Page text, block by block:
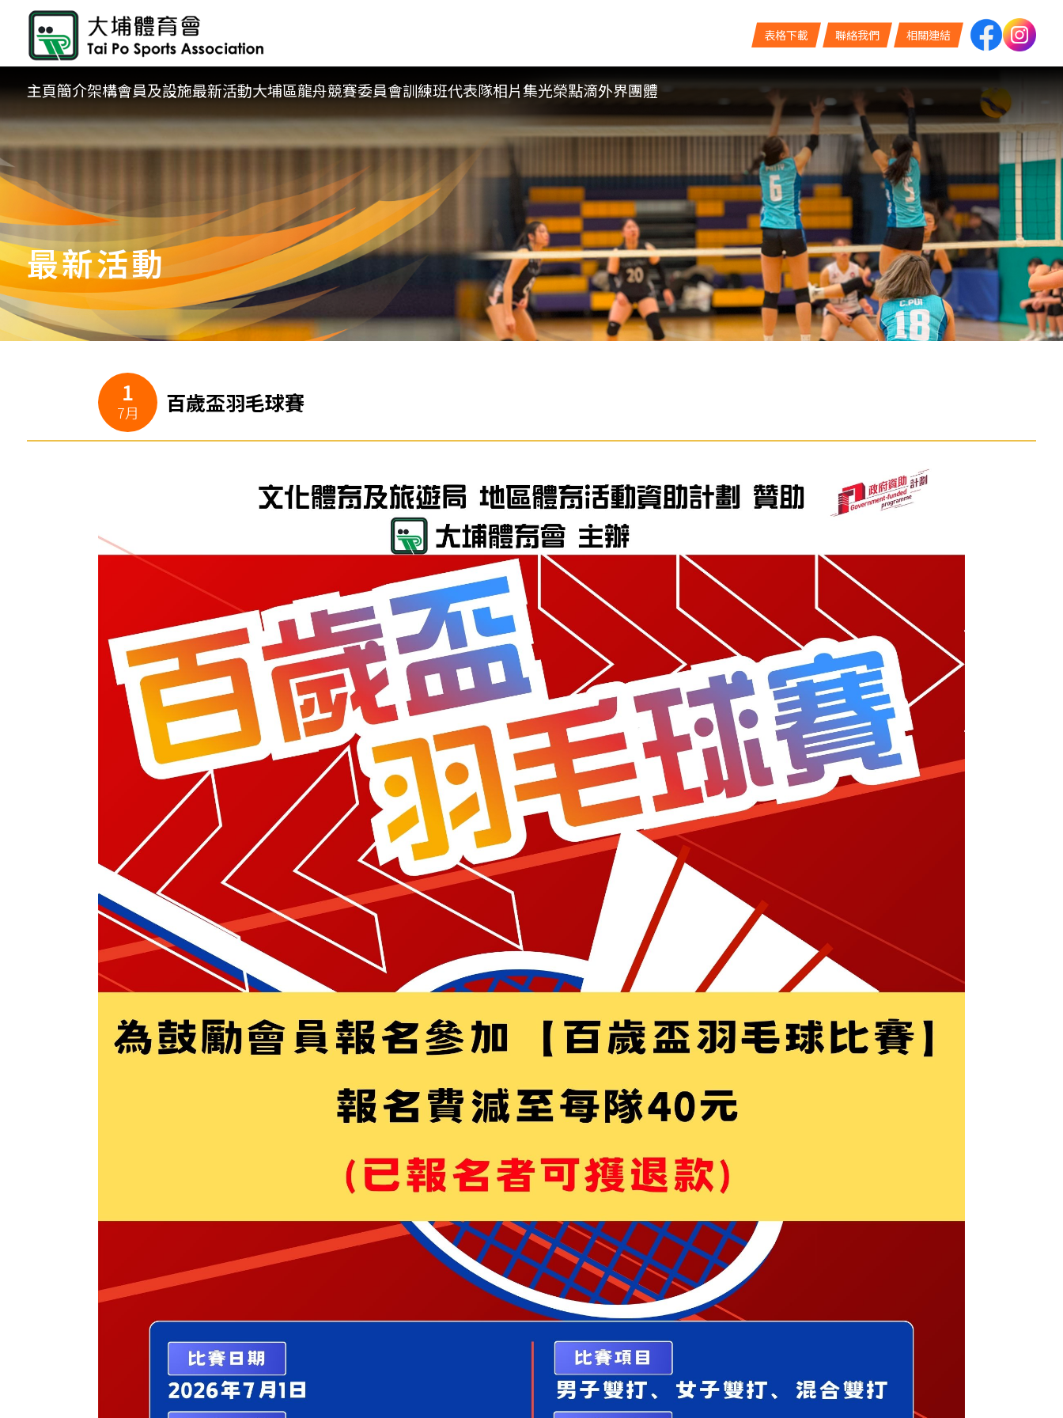
表格下載 聯絡我們 相關連結
主頁簡介架構會員及設施最新活動大埔區龍舟競賽委員會訓練班代表隊相片集光榮點滴外界團體
最新活動
1
7月 百歲盃羽毛球賽